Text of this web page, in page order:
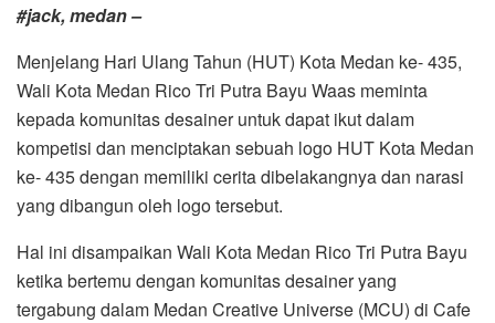
#jack, medan –
Menjelang Hari Ulang Tahun (HUT) Kota Medan ke- 435,
Wali Kota Medan Rico Tri Putra Bayu Waas meminta
kepada komunitas desainer untuk dapat ikut dalam
kompetisi dan menciptakan sebuah logo HUT Kota Medan
ke- 435 dengan memiliki cerita dibelakangnya dan narasi
yang dibangun oleh logo tersebut.
Hal ini disampaikan Wali Kota Medan Rico Tri Putra Bayu
ketika bertemu dengan komunitas desainer yang
tergabung dalam Medan Creative Universe (MCU) di Cafe